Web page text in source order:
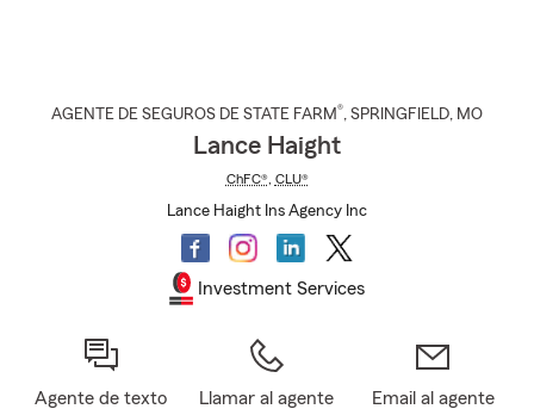
AGENTE DE SEGUROS DE STATE FARM®, SPRINGFIELD, MO
Lance Haight
ChFC®, CLU®
Lance Haight Ins Agency Inc
Investment Services
Agente de texto Llamar al agente Email al agente